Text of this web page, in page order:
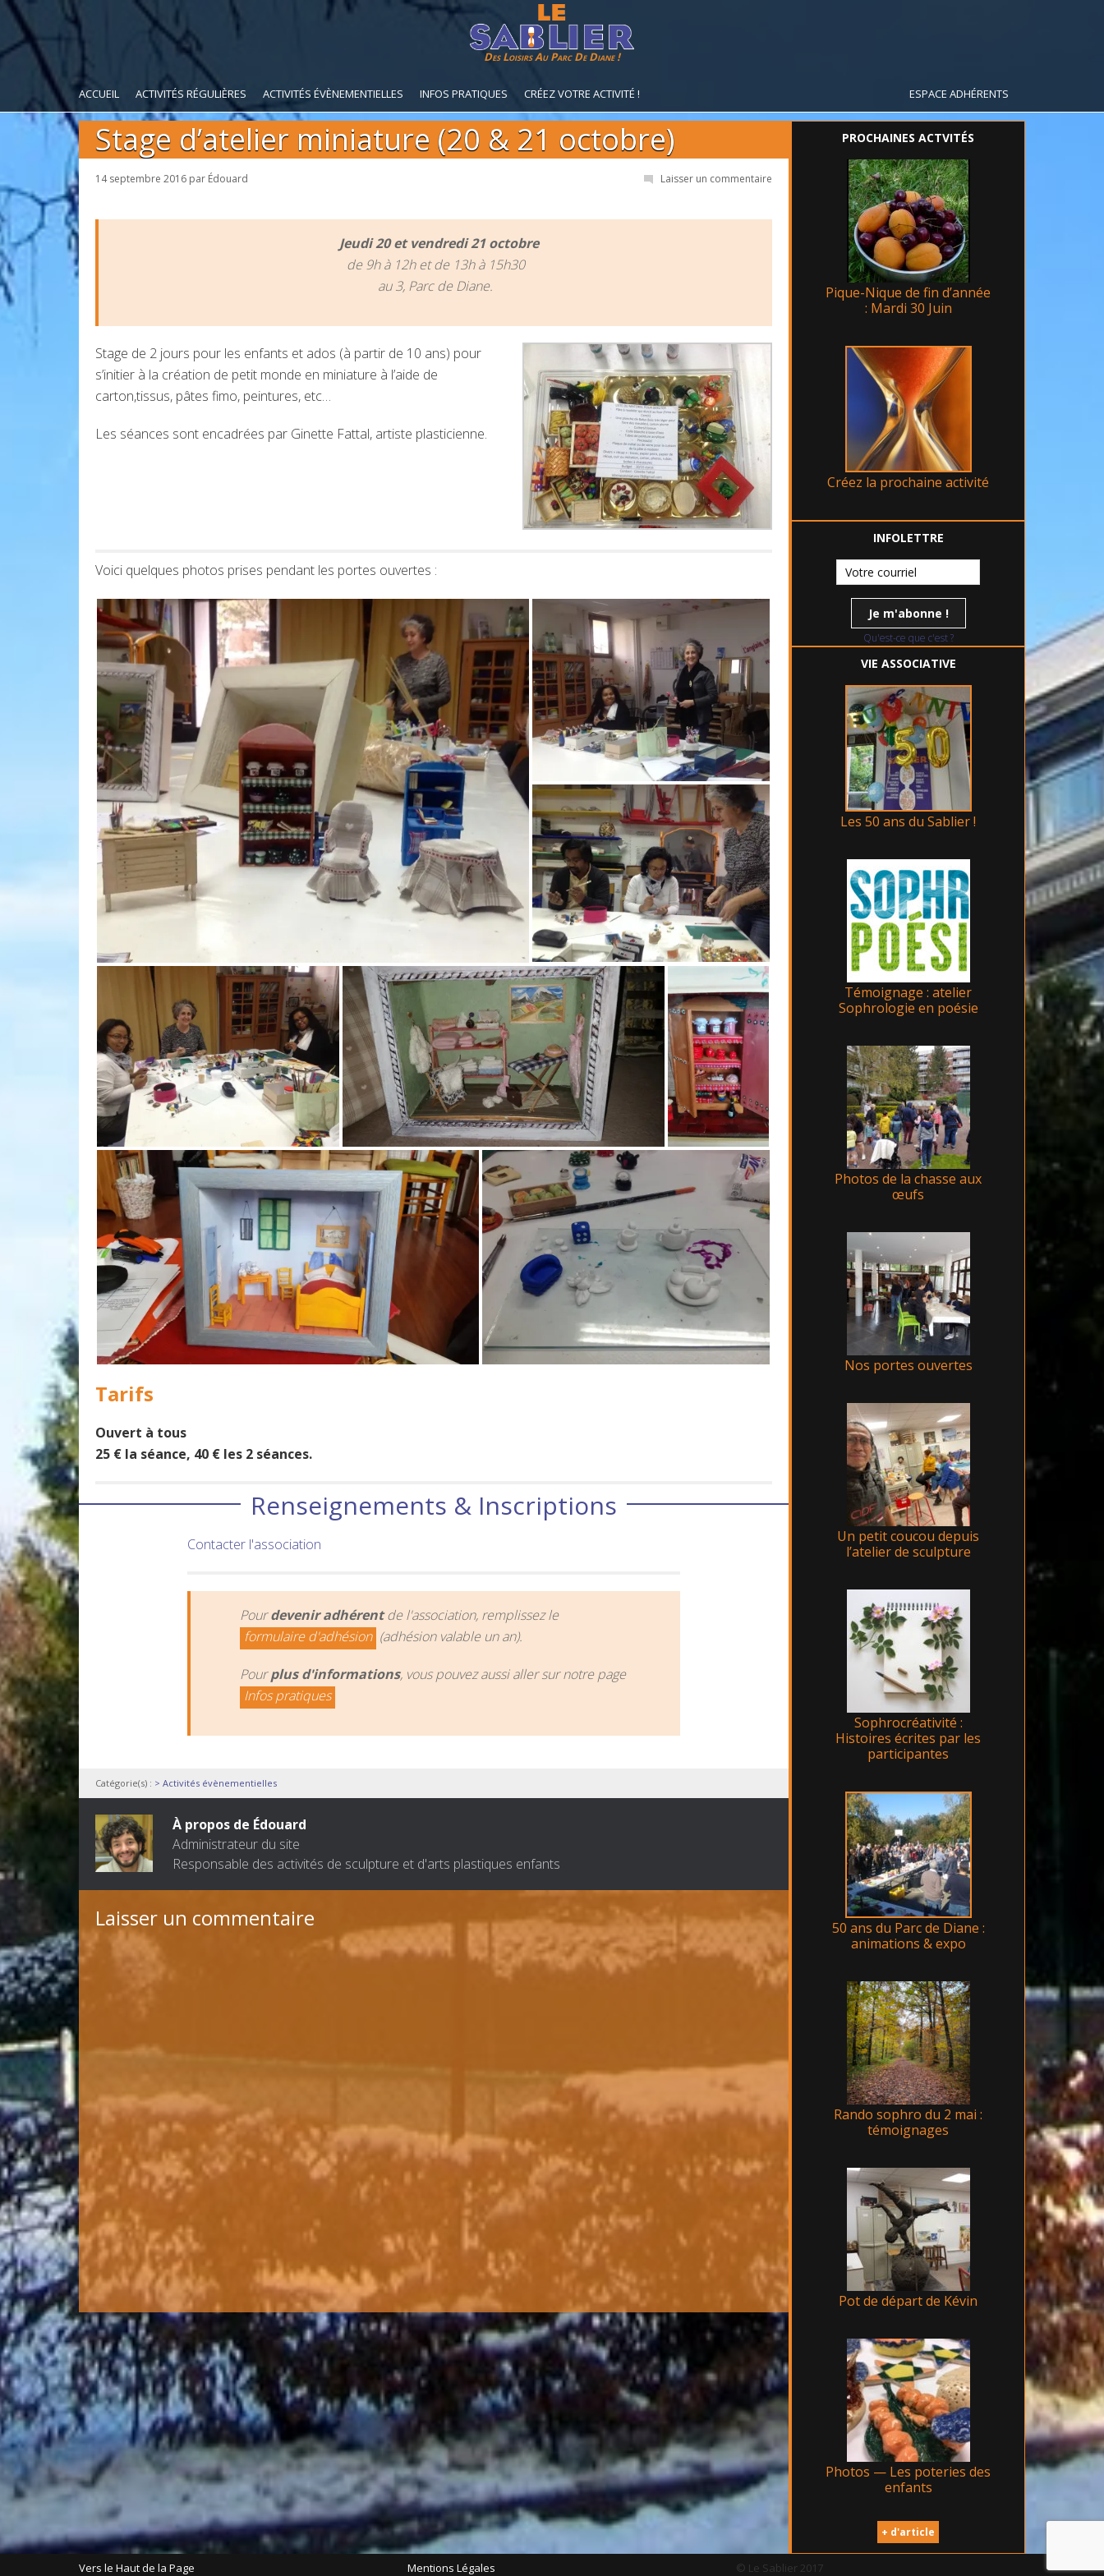
Des Loisirs Au Parc De Diane !
ACCUEIL ACTIVITÉS RÉGULIÈRES ACTIVITÉS ÉVÈNEMENTIELLES INFOS PRATIQUES CRÉEZ VOTRE ACTIVITÉ ! ESPACE ADHÉRENTS
Stage d’atelier miniature (20 & 21 octobre)
14 septembre 2016 par Édouard Laisser un commentaire
Jeudi 20 et vendredi 21 octobre
de 9h à 12h et de 13h à 15h30
au 3, Parc de Diane.
Stage de 2 jours pour les enfants et ados (à partir de 10 ans) pour
s’initier à la création de petit monde en miniature à l’aide de
carton,tissus, pâtes fimo, peintures, etc…
Les séances sont encadrées par Ginette Fattal, artiste plasticienne.
Voici quelques photos prises pendant les portes ouvertes :
Tarifs
Ouvert à tous
25 € la séance, 40 € les 2 séances.
Renseignements & Inscriptions
Contacter l'association
Pourdevenir adhérentde l'association, remplissez le
formulaire d'adhésion (adhésion valable un an).
Pourplus d'informations, vous pouvez aussi aller sur notre page
Infos pratiques
Catégorie(s) : > Activités évènementielles
À propos de Édouard
Administrateur du site
Responsable des activités de sculpture et d'arts plastiques enfants
Laisser un commentaire
PROCHAINES ACTVITÉS
Pique-Nique de fin d’année
: Mardi 30 Juin
Créez la prochaine activité
INFOLETTRE
Qu'est-ce que c'est ?
VIE ASSOCIATIVE
Les 50 ans du Sablier !
Témoignage : atelier
Sophrologie en poésie
Photos de la chasse aux
œufs
Nos portes ouvertes
Un petit coucou depuis
l’atelier de sculpture
Sophrocréativité :
Histoires écrites par les
participantes
50 ans du Parc de Diane :
animations & expo
Rando sophro du 2 mai :
témoignages
Pot de départ de Kévin
Photos — Les poteries des
enfants
+ d'article
Vers le Haut de la Page Mentions Légales © Le Sablier 2017